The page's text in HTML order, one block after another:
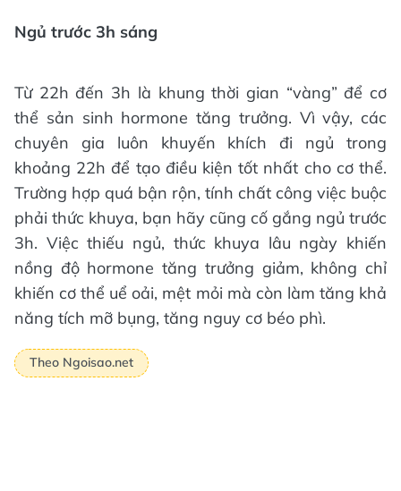
Ngủ trước 3h sáng
Từ 22h đến 3h là khung thời gian “vàng” để cơ
thể sản sinh hormone tăng trưởng. Vì vậy, các
chuyên gia luôn khuyến khích đi ngủ trong
khoảng 22h để tạo điều kiện tốt nhất cho cơ thể.
Trường hợp quá bận rộn, tính chất công việc buộc
phải thức khuya, bạn hãy cũng cố gắng ngủ trước
3h. Việc thiếu ngủ, thức khuya lâu ngày khiến
nồng độ hormone tăng trưởng giảm, không chỉ
khiến cơ thể uể oải, mệt mỏi mà còn làm tăng khả
năng tích mỡ bụng, tăng nguy cơ béo phì.
Theo Ngoisao.net